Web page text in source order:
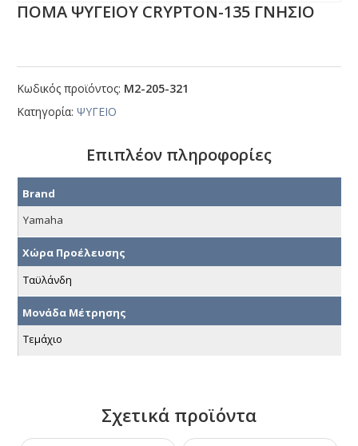
ΠΟΜΑ ΨΥΓΕΙΟΥ CRΥΡΤΟΝ-135 ΓΝΗΣΙΟ
Κωδικός προϊόντος: Μ2-205-321
Κατηγορία:ΨΥΓΕΙΟ
Επιπλέον πληροφορίες
Brand
Yamaha
Χώρα Προέλευσης
Ταϋλάνδη
Μονάδα Μέτρησης
Τεμάχιο
Σχετικά προϊόντα